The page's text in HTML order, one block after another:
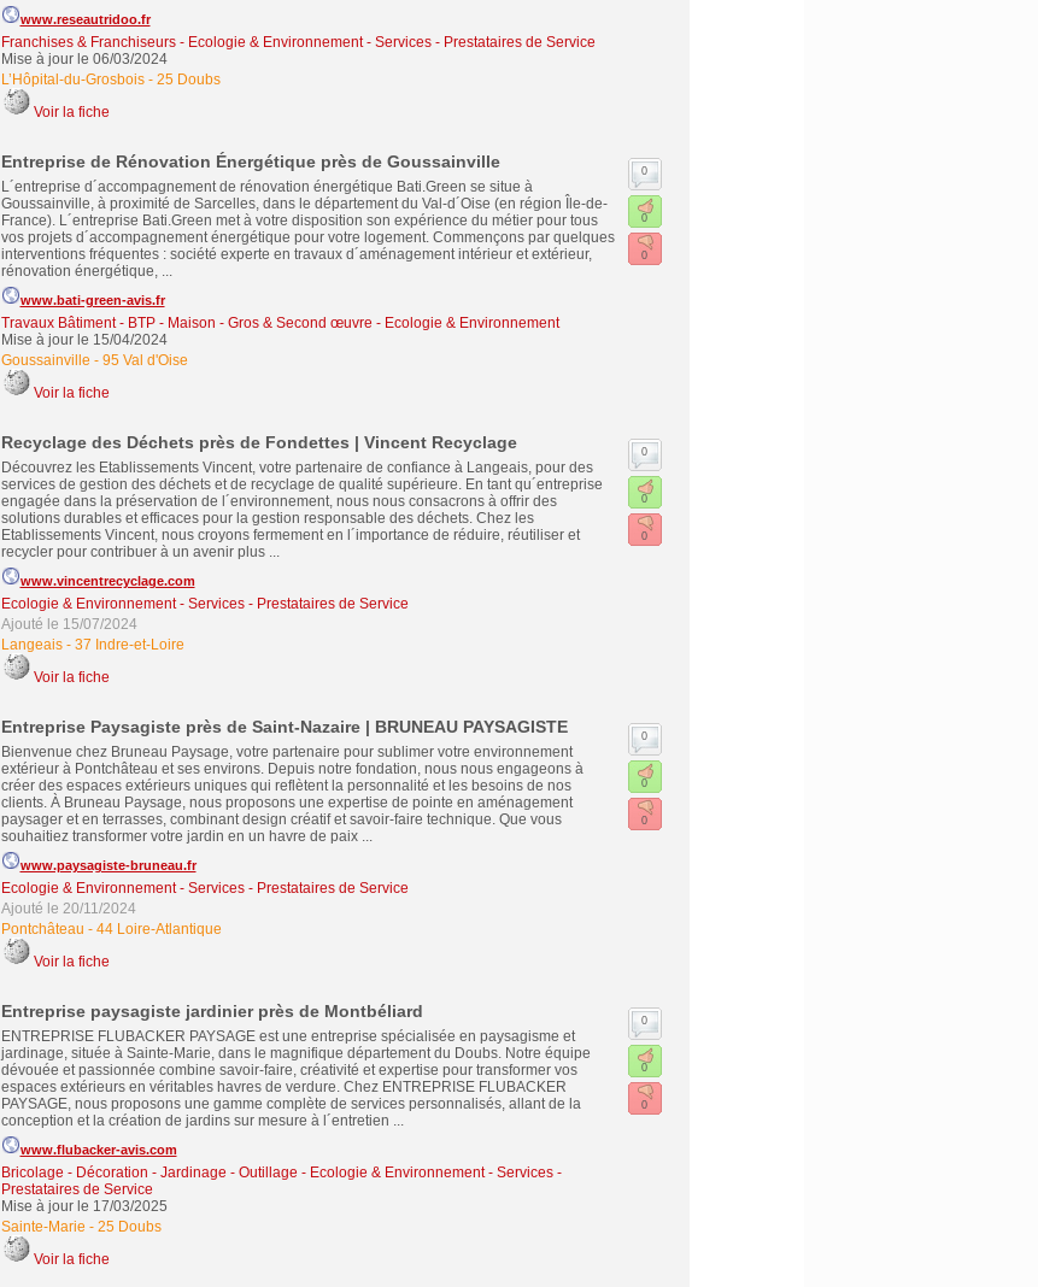
www.reseautridoo.fr
Franchises & Franchiseurs- Ecologie & Environnement- Services - Prestataires de Service
Mise à jour le 06/03/2024
L’Hôpital-du-Grosbois- 25 Doubs
Voir la fiche
Entreprise de Rénovation Énergétique près de Goussainville
L´entreprise d´accompagnement de rénovation énergétique Bati.Green se situe à
Goussainville, à proximité de Sarcelles, dans le département du Val-d´Oise (en région Île-de-
France). L´entreprise Bati.Green met à votre disposition son expérience du métier pour tous
vos projets d´accompagnement énergétique pour votre logement. Commençons par quelques
interventions fréquentes : société experte en travaux d´aménagement intérieur et extérieur,
rénovation énergétique, ...
www.bati-green-avis.fr
Travaux Bâtiment - BTP - Maison - Gros & Second œuvre - Ecologie & Environnement
Mise à jour le 15/04/2024
Goussainville - 95 Val d'Oise
Voir la fiche
0
0
0
Recyclage des Déchets près de Fondettes | Vincent Recyclage
Découvrez les Etablissements Vincent, votre partenaire de confiance à Langeais, pour des
services de gestion des déchets et de recyclage de qualité supérieure. En tant qu´entreprise
engagée dans la préservation de l´environnement, nous nous consacrons à offrir des
solutions durables et efficaces pour la gestion responsable des déchets. Chez les
Etablissements Vincent, nous croyons fermement en l´importance de réduire, réutiliser et
recycler pour contribuer à un avenir plus ...
www.vincentrecyclage.com
Ecologie & Environnement- Services - Prestataires de Service
Ajouté le 15/07/2024
Langeais- 37 Indre-et-Loire
Voir la fiche
0
0
0
Entreprise Paysagiste près de Saint-Nazaire | BRUNEAU PAYSAGISTE
Bienvenue chez Bruneau Paysage, votre partenaire pour sublimer votre environnement
extérieur à Pontchâteau et ses environs. Depuis notre fondation, nous nous engageons à
créer des espaces extérieurs uniques qui reflètent la personnalité et les besoins de nos
clients. À Bruneau Paysage, nous proposons une expertise de pointe en aménagement
paysager et en terrasses, combinant design créatif et savoir-faire technique. Que vous
souhaitiez transformer votre jardin en un havre de paix ...
www.paysagiste-bruneau.fr
Ecologie & Environnement- Services - Prestataires de Service
Ajouté le 20/11/2024
Pontchâteau - 44 Loire-Atlantique
Voir la fiche
0
0
0
Entreprise paysagiste jardinier près de Montbéliard
ENTREPRISE FLUBACKER PAYSAGE est une entreprise spécialisée en paysagisme et
jardinage, située à Sainte-Marie, dans le magnifique département du Doubs. Notre équipe
dévouée et passionnée combine savoir-faire, créativité et expertise pour transformer vos
espaces extérieurs en véritables havres de verdure. Chez ENTREPRISE FLUBACKER
PAYSAGE, nous proposons une gamme complète de services personnalisés, allant de la
conception et la création de jardins sur mesure à l´entretien ...
www.flubacker-avis.com
Bricolage - Décoration - Jardinage - Outillage - Ecologie & Environnement- Services -
Prestataires de Service
Mise à jour le 17/03/2025
Sainte-Marie - 25 Doubs
Voir la fiche
0
0
0